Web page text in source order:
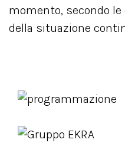
momento, secondo
della situazione